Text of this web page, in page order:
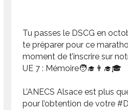
Tu passes le DSCG en
te préparer pour ce
moment de t’inscrire sur
UE 7 : Mémoire🧑‍🎓👨‍🎓🎓
L’ANECS Alsace est plus
pour l’obtention de votre